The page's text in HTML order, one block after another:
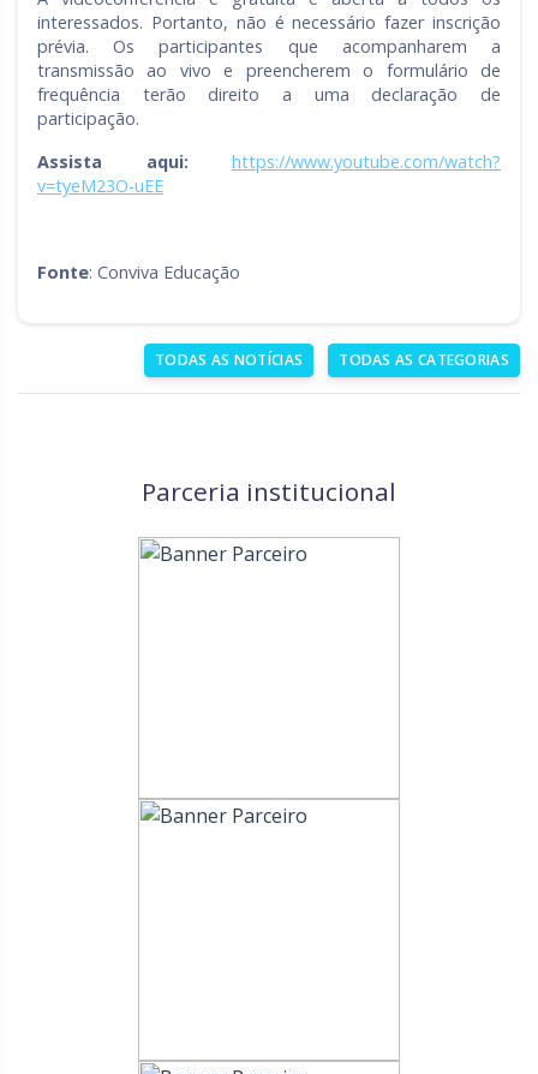
interessados. Portanto, não é necessário fazer inscrição
prévia. Os participantes que acompanharem a
transmissão ao vivo e preencherem o formulário de
frequência terão direito a uma declaração de
participação.
Assista aqui:
https://www.youtube.com/watch?
v=tyeM23O-uEE
Fonte: Conviva Educação
TODAS AS NOTÍCIAS TODAS AS CATEGORIAS
Parceria institucional